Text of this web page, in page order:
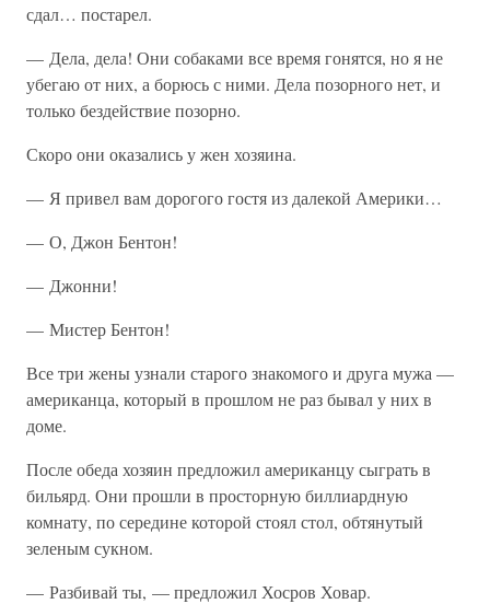
сдал… постарел.
— Дела, дела! Они собаками все время гонятся, но я не
убегаю от них, а борюсь с ними. Дела позорного нет, и
только бездействие позорно.
Скоро они оказались у жен хозяина.
— Я привел вам дорогого гостя из далекой Америки…
— О, Джон Бентон!
— Джонни!
— Мистер Бентон!
Все три жены узнали старого знакомого и друга мужа —
американца, который в прошлом не раз бывал у них в
доме.
После обеда хозяин предложил американцу сыграть в
бильярд. Они прошли в просторную биллиардную
комнату, по середине которой стоял стол, обтянутый
зеленым сукном.
— Разбивай ты, — предложил Хосров Ховар.